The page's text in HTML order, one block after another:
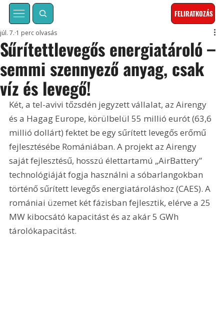
FELIRATKOZÁS
Sűrítettlevegős energiatároló –
semmi szennyező anyag, csak
víz és levegő!
júl. 7. 1 perc olvasás
Két, a tel-avivi tőzsdén jegyzett vállalat, az Airengy
és a Hagag Europe, körülbelül 55 millió eurót (63,6
millió dollárt) fektet be egy sűrített levegős erőmű
fejlesztésébe Romániában. A projekt az Airengy
saját fejlesztésű, hosszú élettartamú „AirBattery”
technológiáját fogja használni a sóbarlangokban
történő sűrített levegős energiatároláshoz (CAES). A
romániai üzemet két fázisban fejlesztik, elérve a 25
MW kibocsátó kapacitást és az akár 5 GWh
tárolókapacitást.